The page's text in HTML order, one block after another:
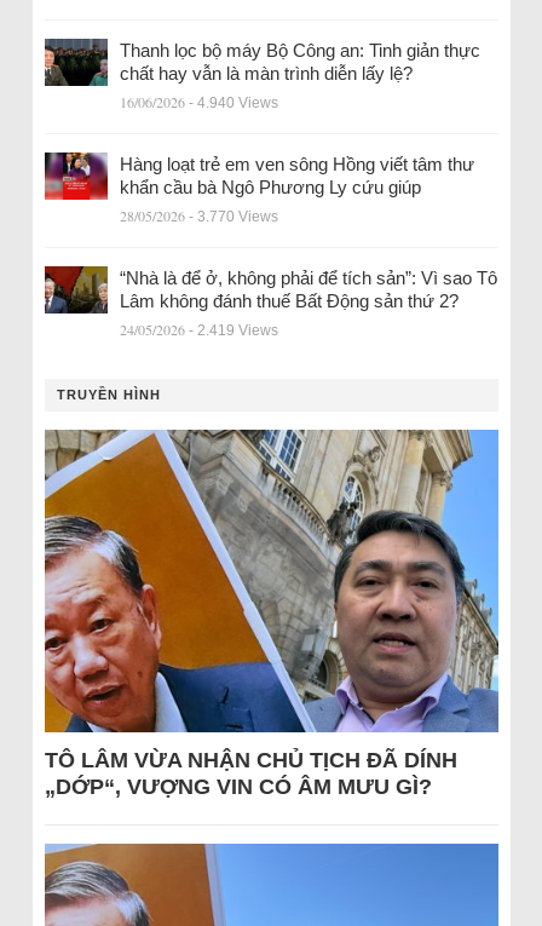
Thanh lọc bộ máy Bộ Công an: Tinh giản thực
chất hay vẫn là màn trình diễn lấy lệ?
16/06/2026 - 4.940 Views
Hàng loạt trẻ em ven sông Hồng viết tâm thư
khẩn cầu bà Ngô Phương Ly cứu giúp
28/05/2026 - 3.770 Views
“Nhà là để ở, không phải để tích sản”: Vì sao Tô
Lâm không đánh thuế Bất Động sản thứ 2?
24/05/2026 - 2.419 Views
TRUYỀN HÌNH
TÔ LÂM VỪA NHẬN CHỦ TỊCH ĐÃ DÍNH
„DỚP“, VƯỢNG VIN CÓ ÂM MƯU GÌ?